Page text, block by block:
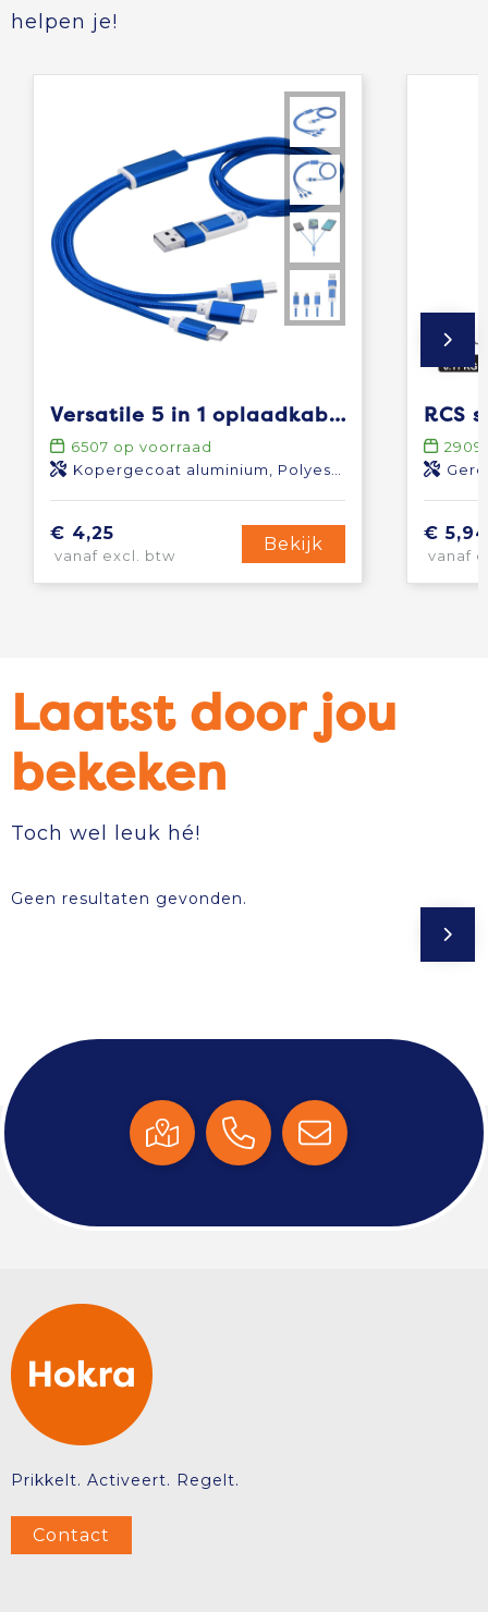
helpen je!
Versatile 5 in 1 oplaadkabel
6507 op voorraad
Kopergecoat aluminium, Polyester
€ 4,25
vanaf excl. btw
Bekijk
2909
€ 5,94
vanaf
Laatst door jou
bekeken
Toch wel leuk hé!
Geen resultaten gevonden.
Prikkelt. Activeert. Regelt.
Contact